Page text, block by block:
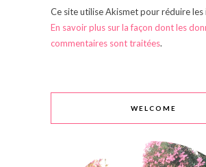
Ce site utilise Akismet pour réduire les
En savoir plus sur la façon dont les
commentaires sont traitées.
WELCOME